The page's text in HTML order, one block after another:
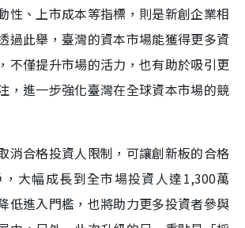
性、上市成本等指標，則是新創企業相
過此舉，臺灣的資本市場能獲得更多資
不僅提升市場的活力，也有助於吸引更
，進一步強化臺灣在全球資本市場的競
消合格投資人限制，可讓創新板的合格
大幅成長到全市場投資人達1,300萬
低進入門檻，也將助力更多投資者參與